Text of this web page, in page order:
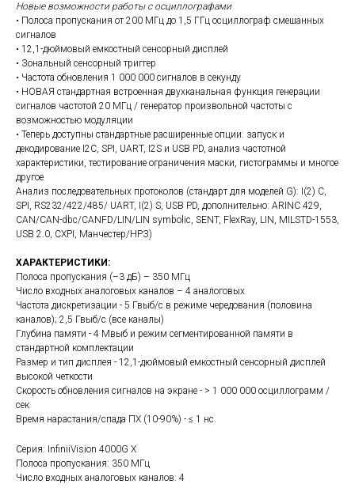
Новые возможности работы с осциллографами
• Полоса пропускания от 200 МГц до 1,5 ГГц осциллограф смешанных
сигналов
• 12,1-дюймовый емкостный сенсорный дисплей
• Зональный сенсорный триггер
• Частота обновления 1 000 000 сигналов в секунду
• НОВАЯ стандартная встроенная двухканальная функция генерации
сигналов частотой 20 МГц / генератор произвольной частоты с
возможностью модуляции
• Теперь доступны стандартные расширенные опции: запуск и
декодирование I2C, SPI, UART, I2S и USB PD, анализ частотной
характеристики, тестирование ограничения маски, гистограммы и многое
другое
Анализ последовательных протоколов (стандарт для моделей G): I(2) C,
SPI, RS232/422/485/ UART, I(2) S, USB PD, дополнительно: ARINC 429,
CAN/CAN-dbc/CANFD/LIN/LIN symbolic, SENT, FlexRay, LIN, MILSTD-1553,
USB 2.0, CXPI, Манчестер/НРЗ)
ХАРАКТЕРИСТИКИ:
Полоса пропускания (–3 дБ) – 350 МГц
Число входных аналоговых каналов – 4 аналоговых
Частота дискретизации - 5 Гвыб/с в режиме чередования (половина
каналов); 2,5 Гвыб/с (все каналы)
Глубина памяти - 4 Мвыб и режим сегментированной памяти в
стандартной комплектации
Размер и тип дисплея - 12,1-дюймовый емкостный сенсорный дисплей
высокой четкости
Скорость обновления сигналов на экране - > 1 000 000 осциллограмм /
сек
Время нарастания/спада ПХ (10-90%) - ≤ 1 нс.
Серия: InfiniiVision 4000G X
Полоса пропускания: 350 МГц
Число входных аналоговых каналов: 4